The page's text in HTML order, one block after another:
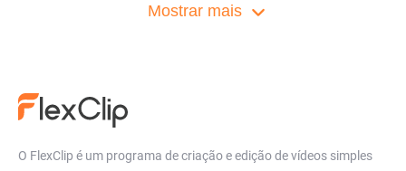
Zoom ao Vídeo Inverter vídeo
Imagem em imagem
Mostrar mais
O FlexClip é um programa de criação e edição de vídeos simples